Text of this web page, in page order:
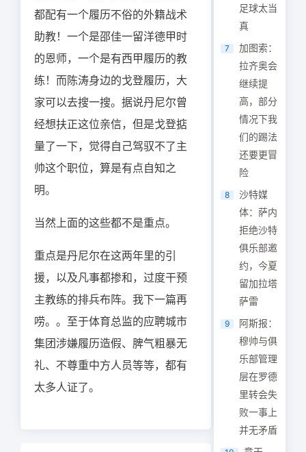
都配有一个履历不俗的外籍战术
助教！一个是邵佳一留洋德甲时
的恩师，一个是有西甲履历的教
练！而陈涛身边的戈登履历，大
家可以去搜一搜。据说丹尼尔曾
经想扶正这位亲信，但是戈登掂
量了一下，觉得自己驾驭不了主
帅这个职位，算是有点自知之
明。
当然上面的这些都不是重点。
重点是丹尼尔在这两年里的引
援，以及凡事都掺和，过度干预
主教练的排兵布阵。我下一篇再
唠。。至于体育总监的应聘城市
集团涉嫌履历造假、脾气粗暴无
礼、不尊重中方人员等等，都有
太多人证了。
足球太当
真
7
加图索：
拉齐奥会
继续提
高，部分
情况下我
们的踢法
还要更冒
险
8
沙特媒
体：萨内
拒绝沙特
俱乐部邀
约，今夏
留加拉塔
萨雷
9
阿斯报：
穆帅与俱
乐部管理
层在罗德
里转会失
败一事上
并无矛盾